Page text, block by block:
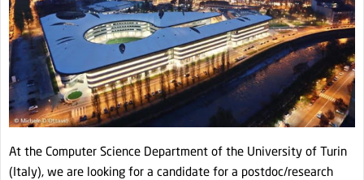
At the Computer Science Department of the University of Turin
(Italy), we are looking for a candidate for a postdoc/research